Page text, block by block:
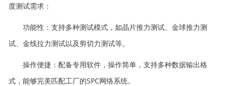
度测试需求：
功能性：支持多种测试模式，如晶片推力测试、金球推力测
试、金线拉力测试以及剪切力测试等。
操作便捷：配备专用软件，操作简单，支持多种数据输出格
式，能够完美匹配工厂的SPC网络系统。